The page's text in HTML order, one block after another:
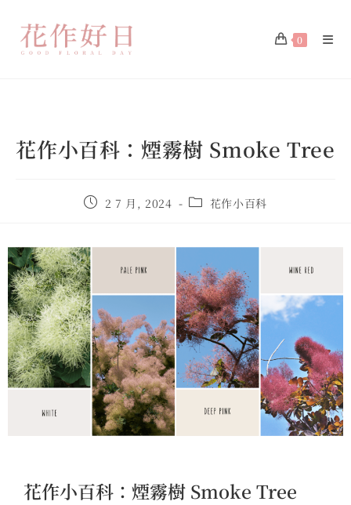
0
花作小百科：煙霧樹 Smoke Tree
2 7 月, 2024 花作小百科
花作小百科：煙霧樹 Smoke Tree